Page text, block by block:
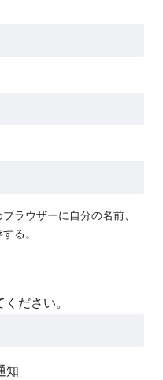
ラウザーに自分の名前、
る。
ださい。
知